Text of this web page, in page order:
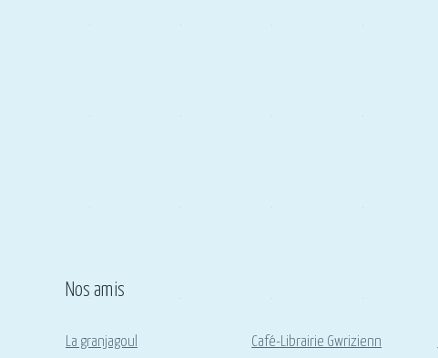
Nos amis
La granjagoul Café-Librairie Gwrizienn